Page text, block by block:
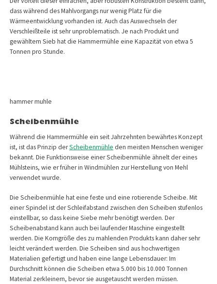
dass während des Mahlvorgangs nur wenig Platz für die
Wärmeentwicklung vorhanden ist. Auch das Auswechseln der
Verschleißteile ist sehr unproblematisch. Je nach Produkt und
gewähltem Sieb hat die Hammermühle eine Kapazität von etwa 5
Tonnen pro Stunde.
hammer muhle
Scheibenmühle
Während die Hammermühle ein seit Jahrzehnten bewährtes Konzept
ist, ist das Prinzip derScheibenmühle den meisten Menschen weniger
bekannt. Die Funktionsweise einer Scheibenmühle ähnelt der eines
Mühlsteins, wie er früher in Windmühlen zur Herstellung von Mehl
verwendet wurde.
Die Scheibenmühle hat eine feste und eine rotierende Scheibe. Mit
einer Spindel ist der Schleifabstand zwischen den Scheiben stufenlos
einstellbar, so dass keine Siebe mehr benötigt werden. Der
Scheibenabstand kann auch bei laufender Maschine eingestellt
werden. Die Korngröße des zu mahlenden Produkts kann daher sehr
leicht verändert werden. Die Scheiben sind aus hochwertigen
Materialien gefertigt und haben eine lange Lebensdauer: Im
Durchschnitt können die Scheiben etwa 5.000 bis 10.000 Tonnen
Material zerkleinern, bevor sie ausgetauscht werden müssen.